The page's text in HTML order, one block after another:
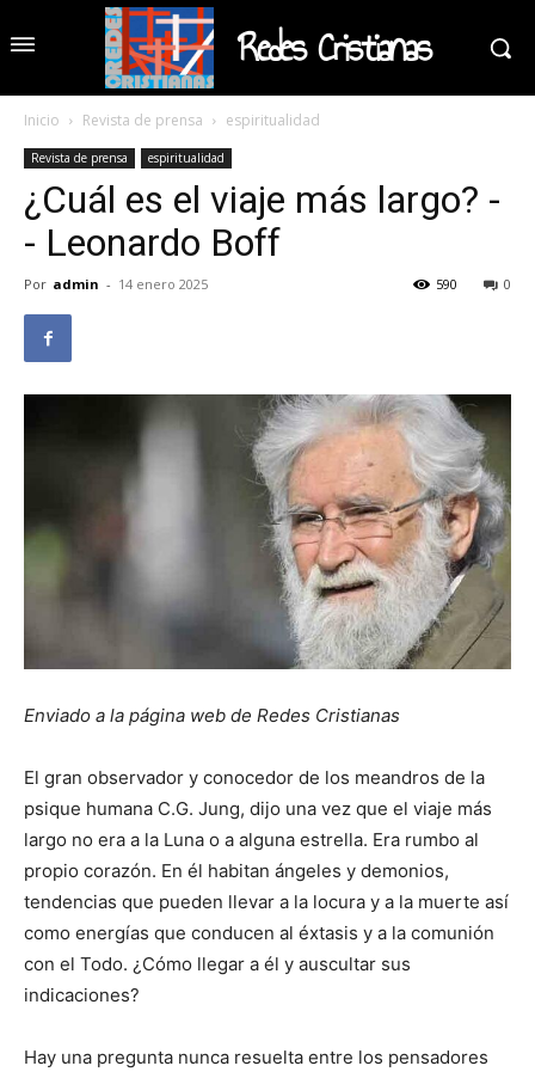
Redes Cristianas
Inicio Revista de prensa espiritualidad
Revista de prensa espiritualidad
¿Cuál es el viaje más largo? -
- Leonardo Boff
Por admin - 14 enero 2025 0
590
Enviado a la página web de Redes Cristianas
El gran observador y conocedor de los meandros de la
psique humana C.G. Jung, dijo una vez que el viaje más
largo no era a la Luna o a alguna estrella. Era rumbo al
propio corazón. En él habitan ángeles y demonios,
tendencias que pueden llevar a la locura y a la muerte así
como energías que conducen al éxtasis y a la comunión
con el Todo. ¿Cómo llegar a él y auscultar sus
indicaciones?
Hay una pregunta nunca resuelta entre los pensadores